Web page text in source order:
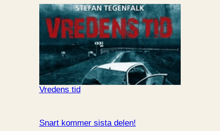
Vredens tid
Snart kommer sista delen!